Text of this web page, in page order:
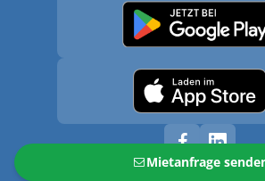
Mietanfrage
© 2026 · Rental-